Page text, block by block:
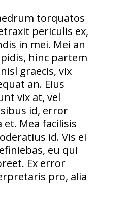
torquatos
periculis ex,
in mei. Mei an
hinc partem
graecis, vix
an. Eius
vix at, vel
id, error
et. Mea facilisis
id. Vis ei
eu qui
Ex error
pro, alia